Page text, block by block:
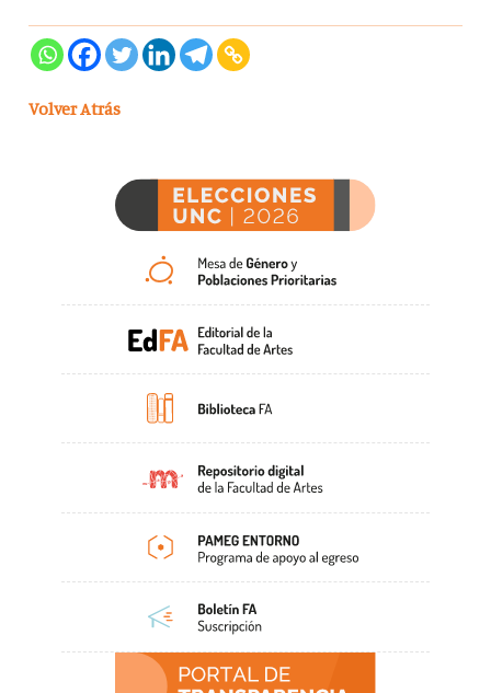
Volver Atrás